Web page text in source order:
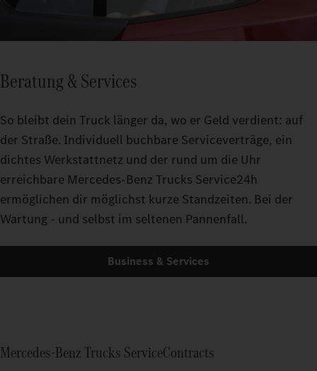
Beratung & Services
So bleibt dein Truck länger da, wo er Geld verdient: auf
der Straße. Individuell buchbare Serviceverträge, ein
dichtes Werkstattnetz und der rund um die Uhr
erreichbare Mercedes-Benz Trucks Service24h
ermöglichen dir möglichst kurze Standzeiten. Bei der
Wartung - und selbst im seltenen Pannenfall.
Business & Services
Mercedes‑Benz Trucks ServiceContracts